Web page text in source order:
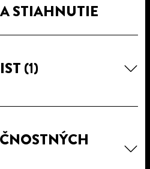
STIAHNUTIE
(1)